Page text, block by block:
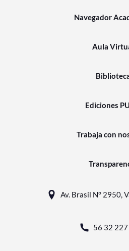
Navegador
Aula
Ediciones
Trabaja con
Av. Brasil N° 2950,
56 32